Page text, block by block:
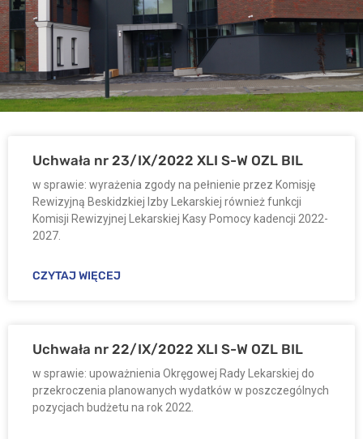
Uchwała nr 23/IX/2022 XLI S-W OZL BIL
w sprawie: wyrażenia zgody na pełnienie przez Komisję
Rewizyjną Beskidzkiej Izby Lekarskiej również funkcji
Komisji Rewizyjnej Lekarskiej Kasy Pomocy kadencji 2022-
2027.
CZYTAJ WIĘCEJ
Uchwała nr 22/IX/2022 XLI S-W OZL BIL
w sprawie: upoważnienia Okręgowej Rady Lekarskiej do
przekroczenia planowanych wydatków w poszczególnych
pozycjach budżetu na rok 2022.